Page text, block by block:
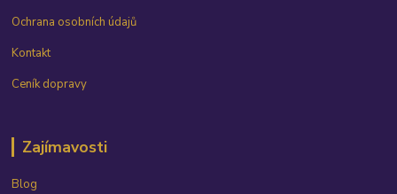
Ochrana osobních údajů
Kontakt
Ceník dopravy
Zajímavosti
Blog